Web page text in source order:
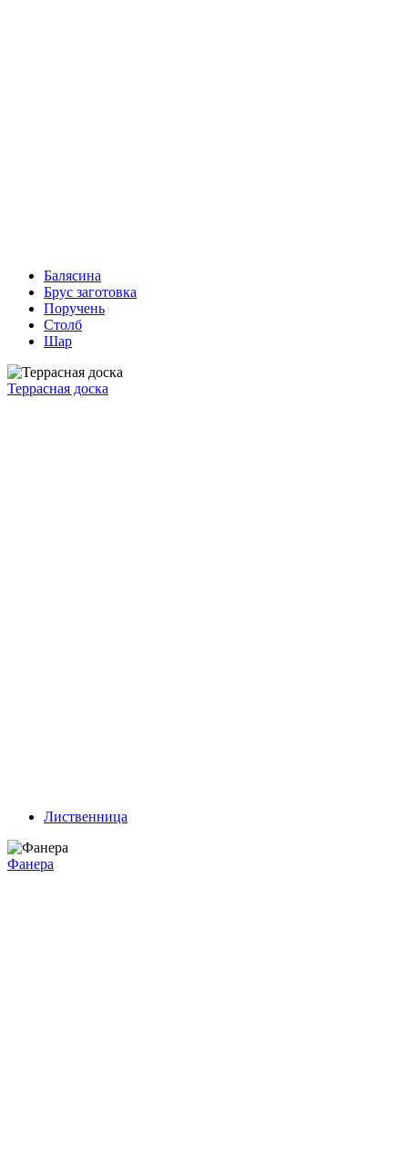
Балясина
Брус заготовка
Поручень
Столб
Шар
Террасная доска
Лиственница
Фанера